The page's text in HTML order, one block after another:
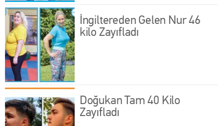
İngiltereden Gelen Nur 46
kilo Zayıfladı
Doğukan Tam 40 Kilo
Zayıfladı